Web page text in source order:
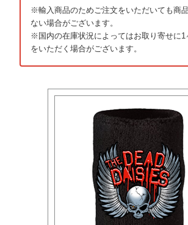
※輸入商品のためご注文をいただいても商
ない場合がございます。
※国内の在庫状況によってはお取り寄せに1
をいただく場合がございます。